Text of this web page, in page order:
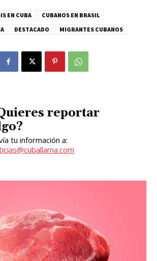
EN CUBA
CUBANOS EN BRASIL
DESTACADO MIGRANTES CUBANOS
reportar
tu información a: